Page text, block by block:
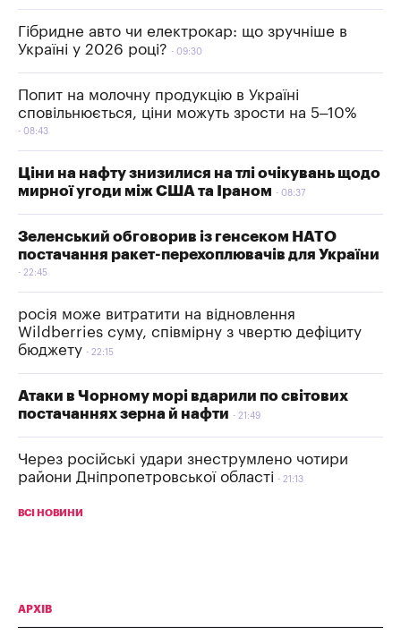
Гібридне авто чи електрокар: що зручніше в
Україні у 2026 році?
09:30
Попит на молочну продукцію в Україні
сповільнюється, ціни можуть зрости на 5–10%
08:43
Ціни на нафту знизилися на тлі очікувань щодо
мирної угоди між США та Іраном
08:37
Зеленський обговорив із генсеком НАТО
постачання ракет-перехоплювачів для України
22:45
росія може витратити на відновлення
Wildberries суму, співмірну з чвертю дефіциту
бюджету
22:15
Атаки в Чорному морі вдарили по світових
постачаннях зерна й нафти
21:49
Через російські удари знеструмлено чотири
райони Дніпропетровської області
21:13
ВСІ НОВИНИ
АРХІВ